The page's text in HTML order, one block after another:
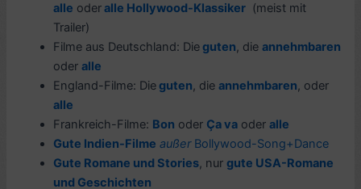
alle oderalle Hollywood-Klassiker (meist mit
Trailer)
Filme aus Deutschland: Dieguten, dieannehmbaren
oderalle
England-Filme: Dieguten, dieannehmbaren, oder
alle
Frankreich-Filme: Bon oder Ça va oderalle
Gute Indien-Filme außer Bollywood-Song+Dance
Gute Romane und Stories, nurgute USA-Romane
und Geschichten